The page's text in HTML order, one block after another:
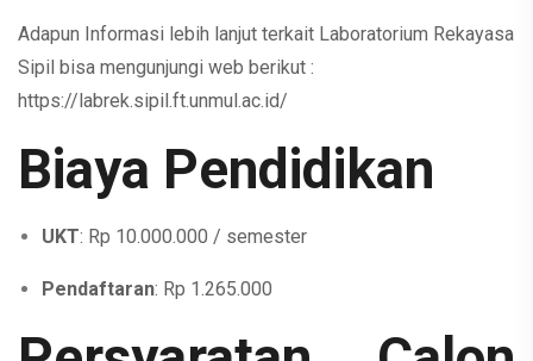
Adapun Informasi lebih lanjut terkait Laboratorium Rekayasa
Sipil bisa mengunjungi web berikut :
https://labrek.sipil.ft.unmul.ac.id/
Biaya Pendidikan
UKT: Rp 10.000.000 / semester
Pendaftaran: Rp 1.265.000